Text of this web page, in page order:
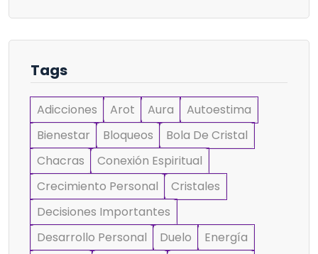
Tags
Adicciones Arot Aura
Autoestima
Bienestar
Bloqueos
Bola De Cristal
Chacras
Conexión Espiritual
Crecimiento Personal
Cristales
Decisiones Importantes
Desarrollo Personal
Duelo
Energía